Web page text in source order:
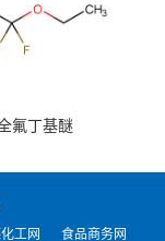
氟丁基醚
工网 食品商务网